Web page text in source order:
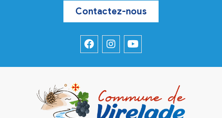
Contactez-nous